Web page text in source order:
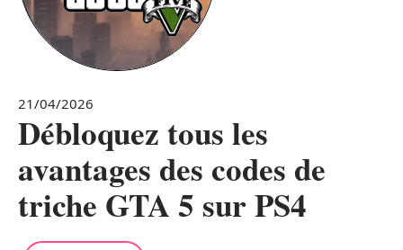
21/04/2026
Débloquez tous les
avantages des codes de
triche GTA 5 sur PS4